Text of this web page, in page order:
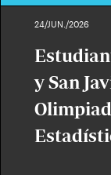
24/JUN./2026
y San